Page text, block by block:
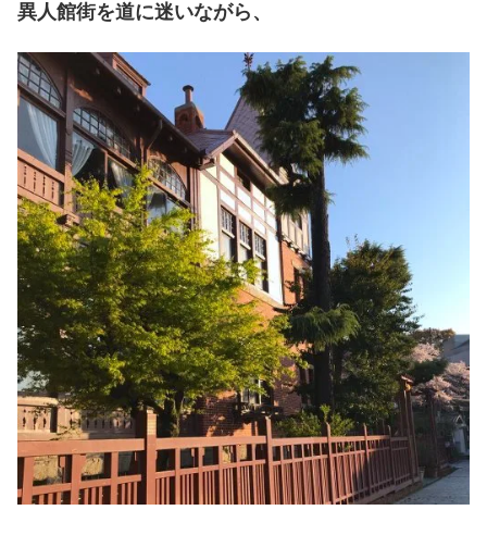
異人館街を道に迷いながら、